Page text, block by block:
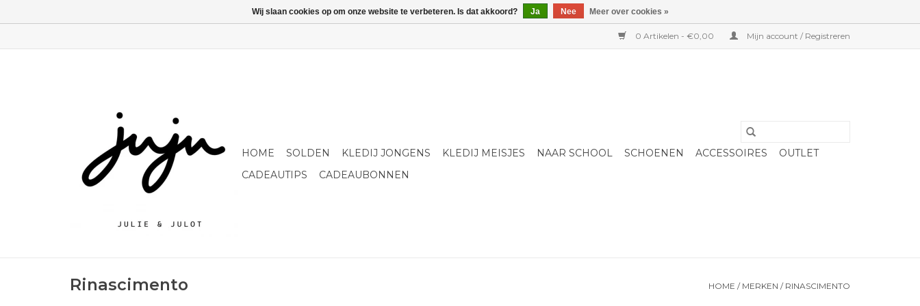
0 Artikelen - €0,00 Mijn account / Registreren
HOME SOLDEN KLEDIJ JONGENS KLEDIJ MEISJES NAAR SCHOOL SCHOENEN ACCESSOIRES
OUTLET
CADEAUTIPS
CADEAUBONNEN
Rinascimento HOME / MERKEN / RINASCIMENTO
Wij slaan cookies op om onze website te verbeteren. Is dat akkoord? Ja Nee Meer over cookies »